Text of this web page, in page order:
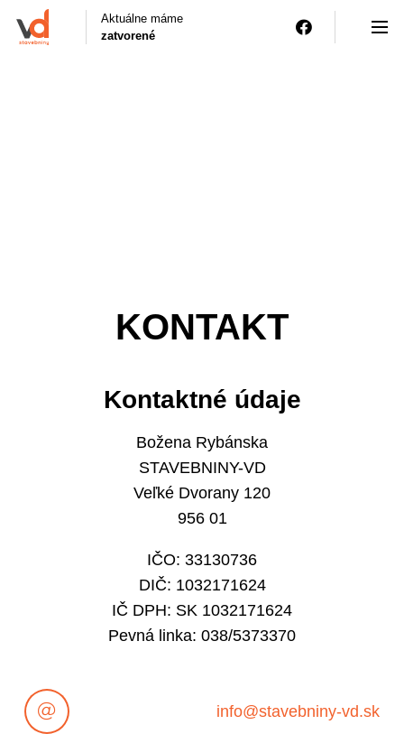
Aktuálne máme
zatvorené
KONTAKT
Kontaktné údaje
Božena Rybánska
STAVEBNINY-VD
Veľké Dvorany 120
956 01
IČO: 33130736
DIČ: 1032171624
IČ DPH: SK 1032171624
Pevná linka: 038/5373370
info@stavebniny-vd.sk